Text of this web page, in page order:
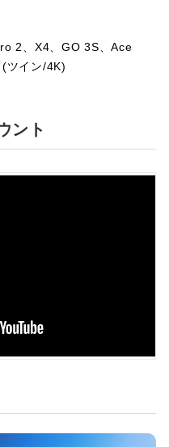
2、X4、GO 3S、Ace
ツイン/4K)
ント